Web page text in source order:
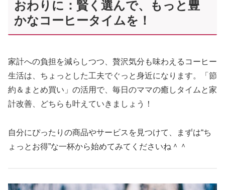
おわりに：賢く選んで、もっと豊
かなコーヒータイムを！
家計への負担を減らしつつ、贅沢気分も味わえるコーヒー
生活は、ちょっとした工夫でぐっと身近になります。「節
約＆まとめ買い」の活用で、毎日のママの癒しタイムと家
計改善、どちらも叶えていきましょう！
自分にぴったりの商品やサービスを見つけて、まずは“ち
ょっとお得”な一杯から始めてみてくださいね＾＾